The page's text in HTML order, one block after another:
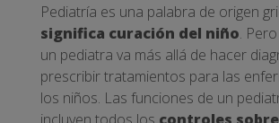
Pediatría es una palabra de origen
significa curación del niño.
un pediatra va más allá de hacer
prescribir tratamientos para las
los niños. Las funciones de un